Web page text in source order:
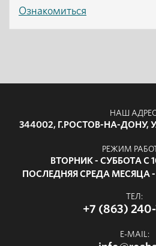
Ознакомиться
НАШ
344002, Г.РОСТОВ-НА-ДОНУ,
РЕЖИМ
ВТОРНИК - СУББОТА С
ПОСЛЕДНЯЯ СРЕДА МЕСЯЦА
ТЕЛ:
+7 (863)
E-MAIL: